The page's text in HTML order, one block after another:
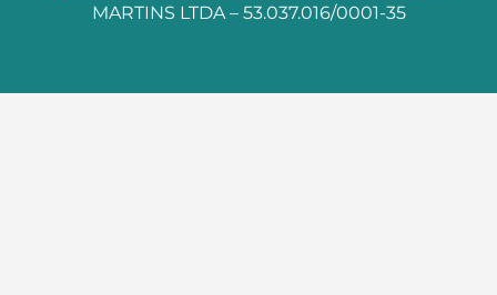
MARTINS LTDA – 53.037.016/0001-35